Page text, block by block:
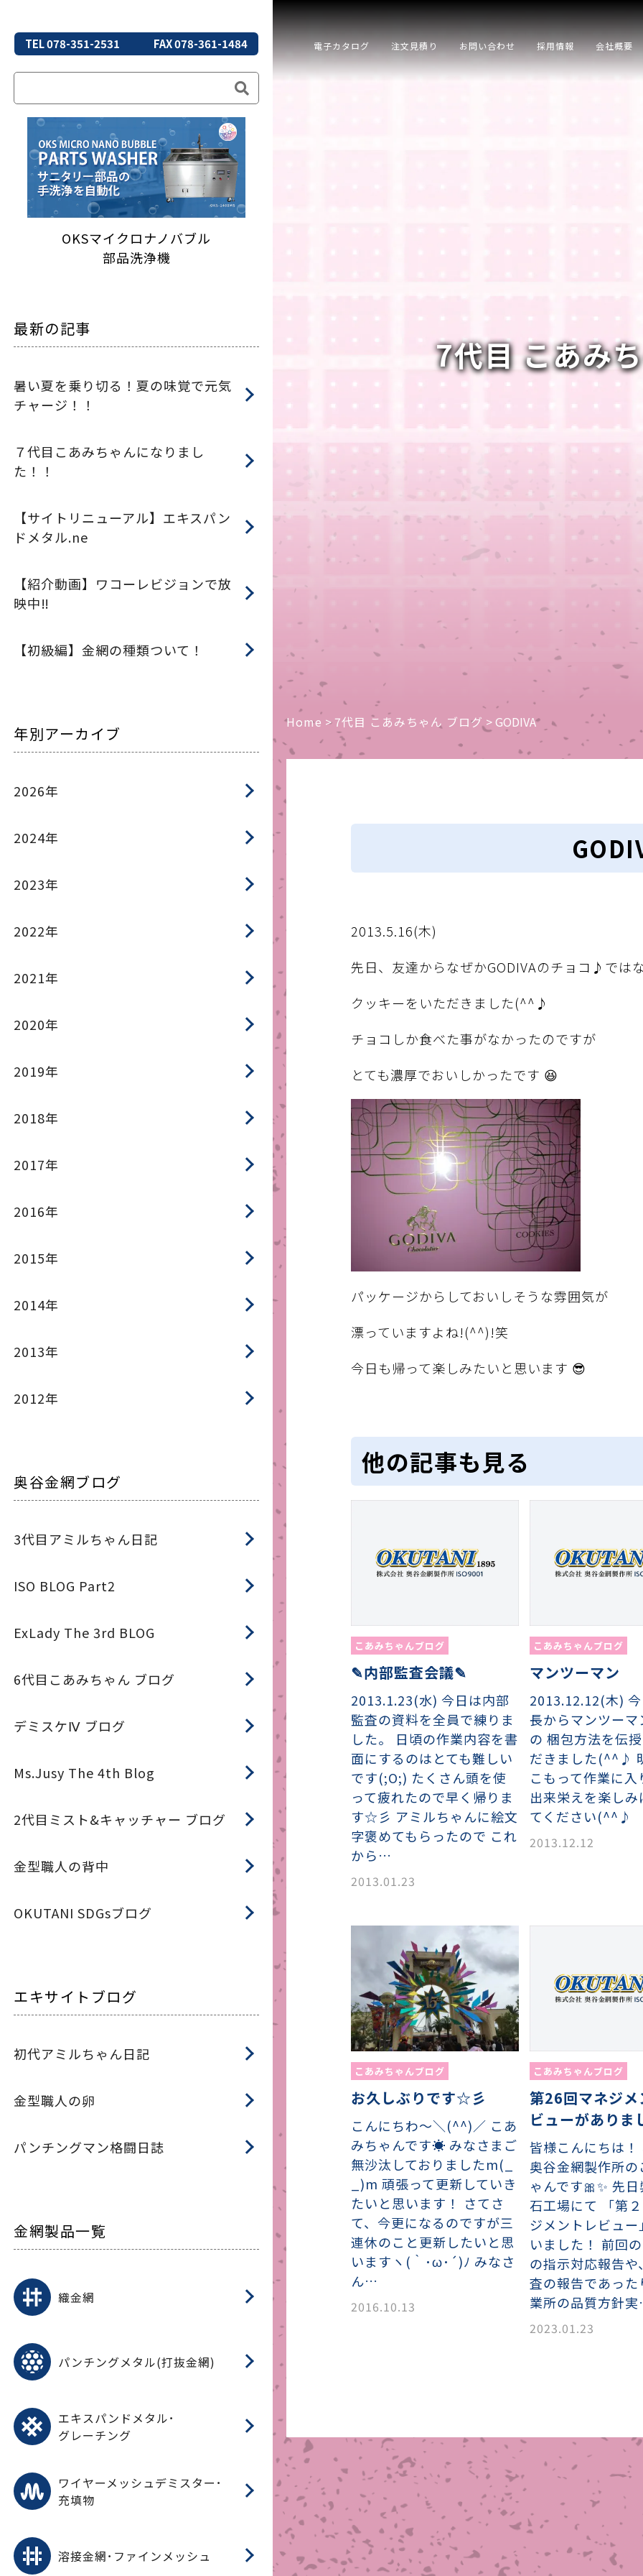
TEL 078-351-2531 FAX 078-361-1484
OKSマイクロナノバブル
部品洗浄機
最新の記事
暑い夏を乗り切る！夏の味覚で元気
チャージ！！
７代目こあみちゃんになりまし
た！！
【サイトリニューアル】エキスパン
ドメタル.ne
【紹介動画】ワコーレビジョンで放
映中‼
【初級編】金網の種類ついて！
年別アーカイブ
2026年
2024年
2023年
2022年
2021年
2020年
2019年
2018年
2017年
2016年
2015年
2014年
2013年
2012年
奥谷金網ブログ
3代目アミルちゃん日記
ISO BLOG Part2
ExLady The 3rd BLOG
6代目こあみちゃん ブログ
デミスケⅣ ブログ
Ms.Jusy The 4th Blog
2代目ミスト&キャッチャー ブログ
金型職人の背中
OKUTANI SDGsブログ
エキサイトブログ
初代アミルちゃん日記
金型職人の卵
パンチングマン格闘日誌
金網製品一覧
織金網
平織金網網目一覧表
綾織金網網目一覧表
特殊線材メッシュ網目一覧
マグネステン
マグネステン
平畳織金網
綾畳織金網
クリンプ織金網
ロッククリンプ織金網
フラットトップ織金網
トンキャップ織金網
タイロッド織金網
振動篩用金網について
JIS試験用ふるい
ワイヤーネットコンベヤー
装飾用織金網
ワイヤーゲージ（線番）
織金網加工品
パンチングメタル(打抜金網)
エキスパンドメタル･
グレーチング
ワイヤーメッシュデミスター･
充填物
ワイヤーメッシュデミスター
蒸留用填充物
デミスター加工品
溶接金網･ファインメッシュ
溶接金網
ファインメッシュ
ファインメッシュ加工品
7代目 こあみ
電子カタログ 注文見積り お問い合わせ 採用情報 会社概要
Home >7代目 こあみちゃん ブログ >GODIVA
2013.5.16(木)
先日、友達からなぜかGODIVAのチョコ♪では
クッキーをいただきました(^^♪
チョコしか食べた事がなかったのですが
とても濃厚でおいしかったです 😆
パッケージからしておいしそうな雰囲気が
漂っていますよね!(^^)!笑
今日も帰って楽しみたいと思います 😎
他の記事も見る
こあみちゃんブログ
✎内部監査会議✎
2013.1.23(水) 今日は内部
監査の資料を全員で練りま
した。 日頃の作業内容を書
面にするのはとても難しい
です(;O;) たくさん頭を使
って疲れたので早く帰りま
す☆彡 アミルちゃんに絵文
字褒めてもらったので これ
から…
2013.01.23
こあみちゃんブログ
マンツーマン
2013.12.12(木)
長からマンツーマ
の 梱包方法を伝
だきました(^^♪
こもって作業に
出来栄えを楽しみ
てください(^^♪
2013.12.12
こあみちゃんブログ
お久しぶりです☆彡
こんにちわ〜＼(^^)／ こあ
みちゃんです☀️ みなさまご
無沙汰しておりましたm(_
_)m 頑張って更新していき
たいと思います！ さてさ
て、今更になるのですが三
連休のこと更新したいと思
いますヽ(｀･ω･´)ﾉ みなさ
ん…
2016.10.13
こあみちゃんブログ
第26回マネジメ
ビューがありま
皆様こんにちは！
奥谷金網製作所
ゃんです🎀✨ 先
石工場にて 「第
ジメントレビュ
いました！ 前回
の指示対応報告や
査の報告であった
業所の品質方針
2023.01.23